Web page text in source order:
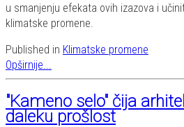
u smanjenju efekata ovih izazova i
klimatske promene.
Published in Klimatske promene
Opširnije...
"Kameno selo" čija
daleku prošlost